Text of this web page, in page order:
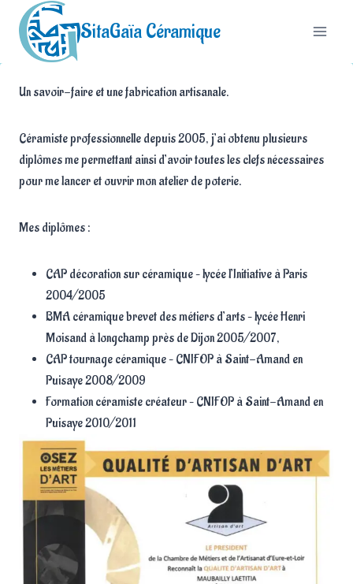
contenu
SitaGaïa Céramique
Un savoir-faire et une fabrication artisanale.
Céramiste professionnelle depuis 2005, j’ai obtenu plusieurs
diplômes me permettant ainsi d’avoir toutes les clefs nécessaires
pour me lancer et ouvrir mon atelier de poterie.
Mes diplômes :
CAP décoration sur céramique – lycée l’Initiative à Paris
2004/2005
BMA céramique brevet des métiers d’arts – lycée Henri
Moisand à longchamp près de Dijon 2005/2007,
CAP tournage céramique – CNIFOP à Saint-Amand en
Puisaye 2008/2009
Formation céramiste créateur – CNIFOP à Saint-Amand en
Puisaye 2010/2011